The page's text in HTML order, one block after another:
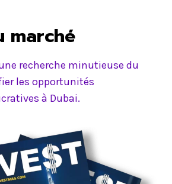
marché
recherche minutieuse du
les opportunités
à Dubai.